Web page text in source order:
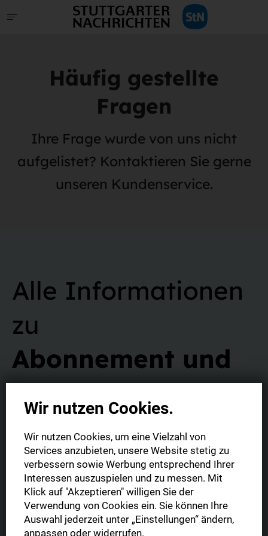
Häufig gestellte
Fragen
Ihre Frage wurde von uns nicht
aufgelistet? Kontaktieren Sie gerne
unseren Kundenservice.
Alle Informationen
zu
Abonnement und
Vertrag
Was ist die Digitale Zeitung?
Sie haben die Möglichkeit Ihre Digitale Zeitung im gewohnten
Format (1:1 Abbild der gedruckten Tageszeitung) oder in der
Was ist der Unterschied zwischen
Wir nutzen Cookies.
Wir nutzen Cookies, um eine Vielzahl von
Services anzubieten, unsere Website stetig zu
verbessern sowie Werbung entsprechend Ihrer
Interessen auszuspielen und zu messen. Mit
Klick auf "Akzeptieren" willigen Sie der
Verwendung von Cookies ein. Sie können Ihre
Auswahl jederzeit unter „Einstellungen“ ändern,
anpassen oder widerrufen.